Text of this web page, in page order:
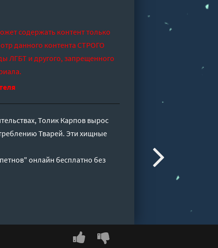
содержать контент только
данного контента СТРОГО
ЛГБТ и другого, запрещенного
Толик Карпов вырос
Тварей. Эти хищные
онлайн бесплатно без